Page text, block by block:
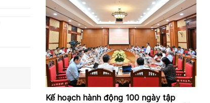
Kế hoạch hành động 100 ngày tập